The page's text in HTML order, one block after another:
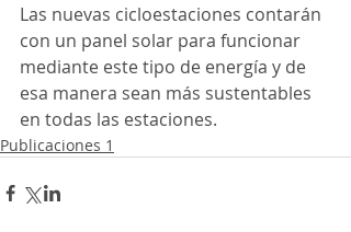
Las nuevas cicloestaciones contarán
con un panel solar para funcionar
mediante este tipo de energía y de
esa manera sean más sustentables
en todas las estaciones.
Publicaciones 1